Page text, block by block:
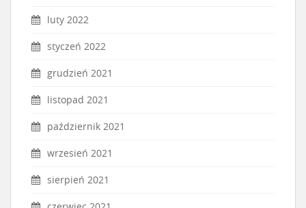
luty 2022
styczeń 2022
grudzień 2021
listopad 2021
październik 2021
wrzesień 2021
sierpień 2021